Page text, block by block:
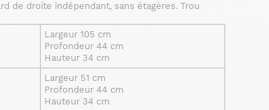
de droite indépendant, sans étagères. Trou
Largeur 105 cm
Profondeur 44 cm
Hauteur 34 cm
Largeur 51 cm
Profondeur 44 cm
Hauteur 34 cm